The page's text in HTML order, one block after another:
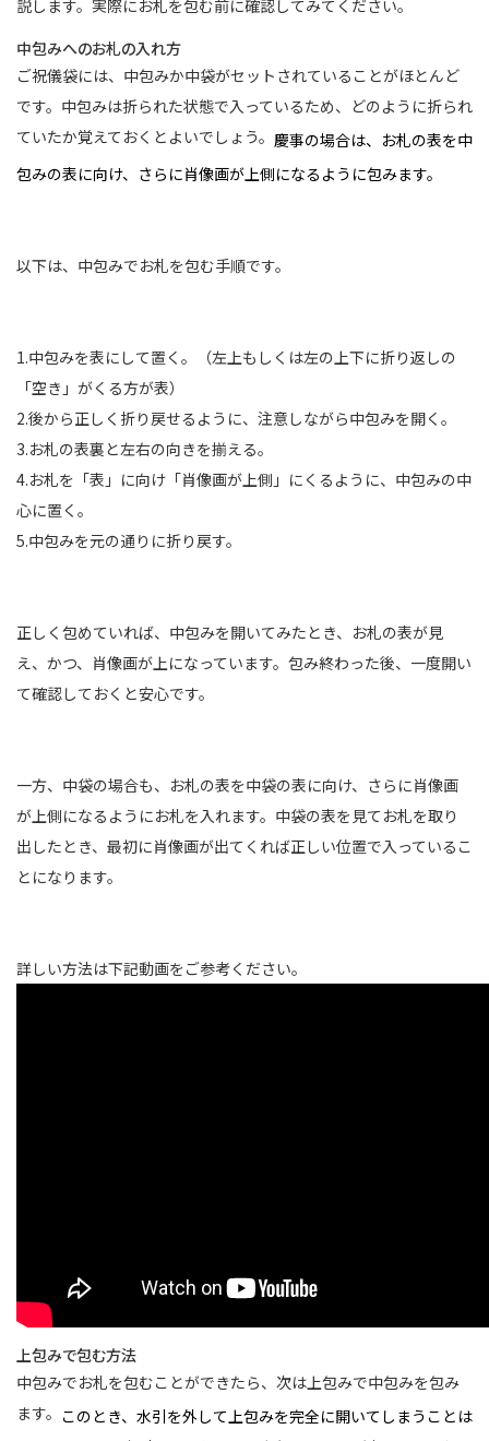
説します。実際にお札を包む前に確認してみてください。
中包みへのお札の入れ方
ご祝儀袋には、中包みか中袋がセットされていることがほとんど
です。中包みは折られた状態で入っているため、どのように折られ
ていたか覚えておくとよいでしょう。 慶事の場合は、お札の表を中
包みの表に向け、さらに肖像画が上側になるように包みます。
以下は、中包みでお札を包む手順です。
1.中包みを表にして置く。（左上もしくは左の上下に折り返しの
「空き」がくる方が表）
2.後から正しく折り戻せるように、注意しながら中包みを開く。
3.お札の表裏と左右の向きを揃える。
4.お札を「表」に向け「肖像画が上側」にくるように、中包みの中
心に置く。
5.中包みを元の通りに折り戻す。
正しく包めていれば、中包みを開いてみたとき、お札の表が見
え、かつ、肖像画が上になっています。包み終わった後、一度開い
て確認しておくと安心です。
一方、中袋の場合も、お札の表を中袋の表に向け、さらに肖像画
が上側になるようにお札を入れます。中袋の表を見てお札を取り
出したとき、最初に肖像画が出てくれば正しい位置で入っているこ
とになります。
詳しい方法は下記動画をご参考ください。
上包みで包む方法
中包みでお札を包むことができたら、次は上包みで中包みを包み
ます。 このとき、水引を外して上包みを完全に開いてしまうことは